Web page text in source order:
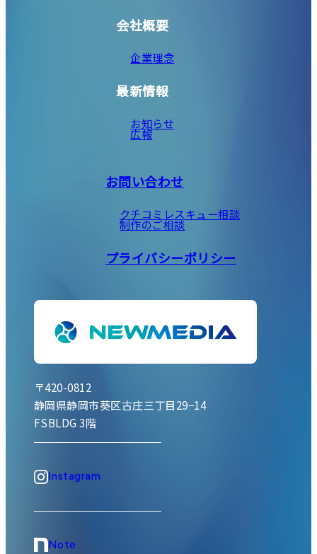
〒420-0812
静岡県静岡市葵区古庄三丁目29−14
FSBLDG 3階
Instagram
Note
会社概要
企業理念
最新情報
お知らせ
広報
お問い合わせ
クチコミレスキュー相談
制作のご相談
プライバシーポリシー